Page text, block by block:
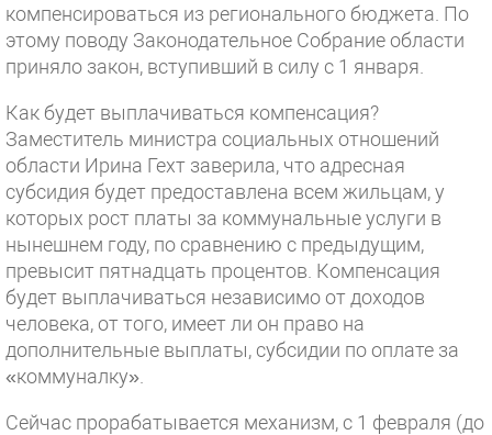
компенсироваться из регионального бюджета. По
этому поводу Законодательное Собрание области
приняло закон, вступивший в силу с 1 января.
Как будет выплачиваться компенсация?
Заместитель министра социальных отношений
области Ирина Гехт заверила, что адресная
субсидия будет предоставлена всем жильцам, у
которых рост платы за коммунальные услуги в
нынешнем году, по сравнению с предыдущим,
превысит пятнадцать процентов. Компенсация
будет выплачиваться независимо от доходов
человека, от того, имеет ли он право на
дополнительные выплаты, субсидии по оплате за
«коммуналку».
Сейчас прорабатывается механизм, с 1 февраля (до